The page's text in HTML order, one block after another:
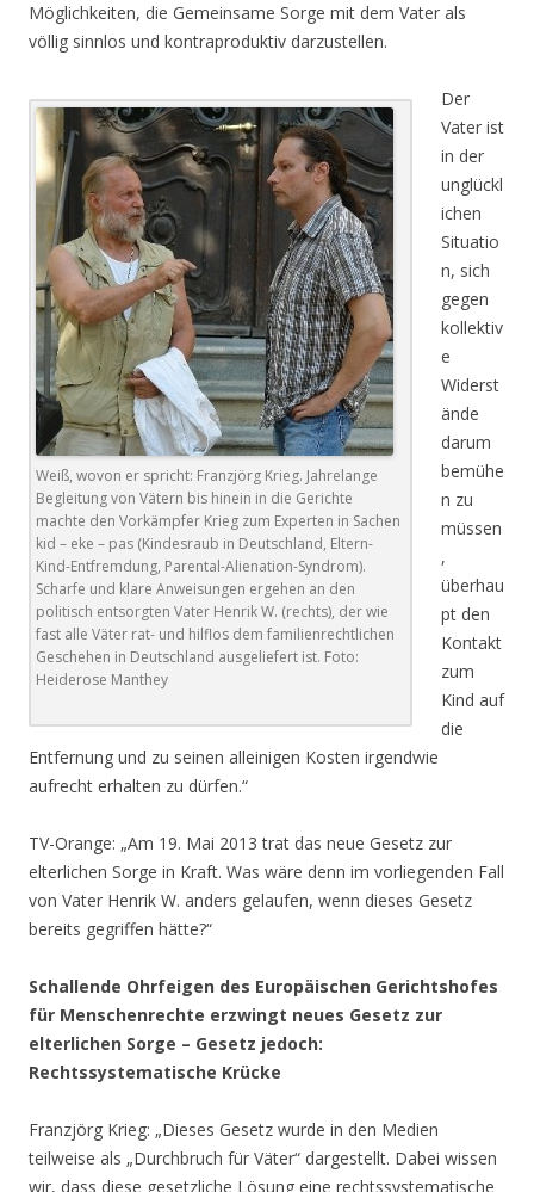
Möglichkeiten, die Gemeinsame Sorge mit dem Vater als
völlig sinnlos und kontraproduktiv darzustellen.
Weiß, wovon er spricht: Franzjörg Krieg. Jahrelange
Begleitung von Vätern bis hinein in die Gerichte
machte den Vorkämpfer Krieg zum Experten in Sachen
kid – eke – pas (Kindesraub in Deutschland, Eltern-
Kind-Entfremdung, Parental-Alienation-Syndrom).
Scharfe und klare Anweisungen ergehen an den
politisch entsorgten Vater Henrik W. (rechts), der wie
fast alle Väter rat- und hilflos dem familienrechtlichen
Geschehen in Deutschland ausgeliefert ist. Foto:
Heiderose Manthey
Der
Vater ist
in der
unglückl
ichen
Situatio
n, sich
gegen
kollektiv
e
Widerst
ände
darum
bemühe
n zu
müssen
,
überhau
pt den
Kontakt
zum
Kind auf
die
Entfernung und zu seinen alleinigen Kosten irgendwie
aufrecht erhalten zu dürfen.“
TV-Orange: „Am 19. Mai 2013 trat das neue Gesetz zur
elterlichen Sorge in Kraft. Was wäre denn im vorliegenden Fall
von Vater Henrik W. anders gelaufen, wenn dieses Gesetz
bereits gegriffen hätte?“
Schallende Ohrfeigen des Europäischen Gerichtshofes
für Menschenrechte erzwingt neues Gesetz zur
elterlichen Sorge – Gesetz jedoch:
Rechtssystematische Krücke
Franzjörg Krieg: „Dieses Gesetz wurde in den Medien
teilweise als „Durchbruch für Väter“ dargestellt. Dabei wissen
wir, dass diese gesetzliche Lösung eine rechtssystematische